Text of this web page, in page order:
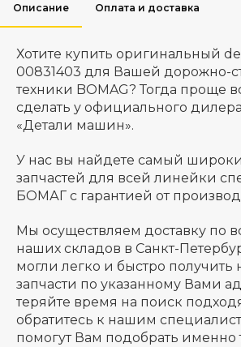
Описание Оплата и доставка
Хотите купить оригинальный
00831403 для Вашей дорожно-
техники BOMAG? Тогда проще
сделать у официального
«Детали машин».
У нас вы найдете самый
запчастей для всей линейки
БОМАГ с гарантией от
Мы осуществляем доставку по
наших складов в Санкт-
могли легко и быстро получить
запчасти по указанному Вами
теряйте время на поиск
обратитесь к нашим
помогут Вам подобрать именно